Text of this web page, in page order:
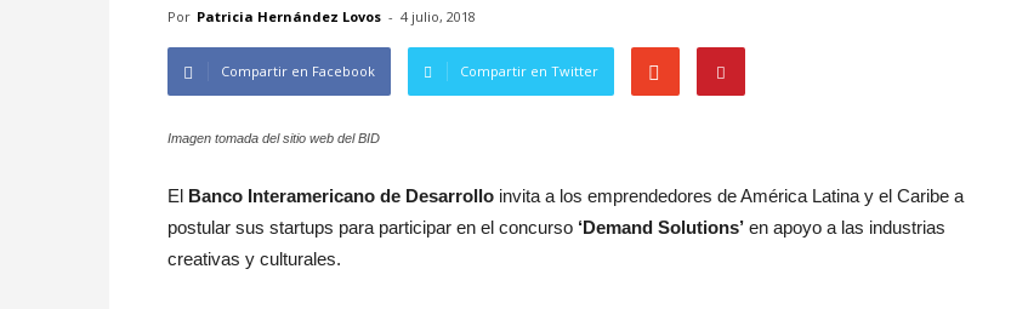
Por Patricia Hernández Lovos - 4 julio, 2018
Compartir en Facebook Compartir en Twitter
Imagen tomada del sitio web del BID
El Banco Interamericano de Desarrollo invita a los emprendedores de América Latina y el Caribe a
postular sus startups para participar en el concurso ‘Demand Solutions’ en apoyo a las industrias
creativas y culturales.